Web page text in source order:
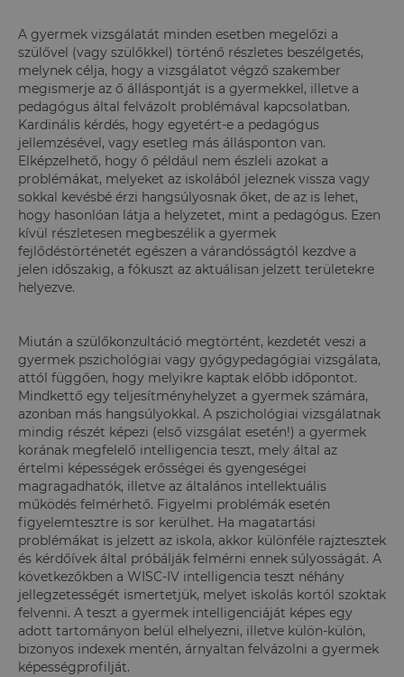
A gyermek vizsgálatát minden esetben megelőzi a
szülővel (vagy szülőkkel) történő részletes beszélgetés,
melynek célja, hogy a vizsgálatot végző szakember
megismerje az ő álláspontját is a gyermekkel, illetve a
pedagógus által felvázolt problémával kapcsolatban.
Kardinális kérdés, hogy egyetért-e a pedagógus
jellemzésével, vagy esetleg más állásponton van.
Elképzelhető, hogy ő például nem észleli azokat a
problémákat, melyeket az iskolából jeleznek vissza vagy
sokkal kevésbé érzi hangsúlyosnak őket, de az is lehet,
hogy hasonlóan látja a helyzetet, mint a pedagógus. Ezen
kívül részletesen megbeszélik a gyermek
fejlődéstörténetét egészen a várandósságtól kezdve a
jelen időszakig, a fókuszt az aktuálisan jelzett területekre
helyezve.
Miután a szülőkonzultáció megtörtént, kezdetét veszi a
gyermek pszichológiai vagy gyógypedagógiai vizsgálata,
attól függően, hogy melyikre kaptak előbb időpontot.
Mindkettő egy teljesítményhelyzet a gyermek számára,
azonban más hangsúlyokkal. A pszichológiai vizsgálatnak
mindig részét képezi (első vizsgálat esetén!) a gyermek
korának megfelelő intelligencia teszt, mely által az
értelmi képességek erősségei és gyengeségei
magragadhatók, illetve az általános intellektuális
működés felmérhető. Figyelmi problémák esetén
figyelemtesztre is sor kerülhet. Ha magatartási
problémákat is jelzett az iskola, akkor különféle rajztesztek
és kérdőívek által próbálják felmérni ennek súlyosságát. A
következőkben a WISC-IV intelligencia teszt néhány
jellegzetességét ismertetjük, melyet iskolás kortól szoktak
felvenni. A teszt a gyermek intelligenciáját képes egy
adott tartományon belül elhelyezni, illetve külön-külön,
bizonyos indexek mentén, árnyaltan felvázolni a gyermek
képességprofilját.